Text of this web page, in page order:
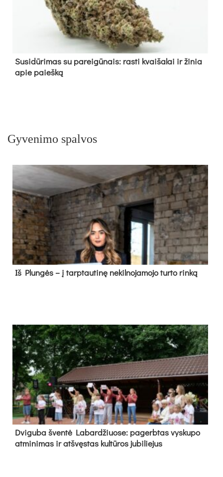
Su­si­dū­ri­mas su pa­rei­gū­nais: ras­ti kvai­ša­lai ir ži­nia
apie paieš­ką
Gyvenimo spalvos
Iš Plungės – į tarptautinę nekilnojamojo turto rinką
Dvi­gu­ba šven­tė La­bar­džiuo­se: pa­gerb­tas vys­ku­po
at­mi­ni­mas ir at­švęs­tas kul­tū­ros ju­bi­lie­jus